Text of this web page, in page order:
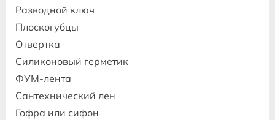
Разводной ключ
Плоскогубцы
Отвертка
Силиконовый герметик
ФУМ-лента
Сантехнический лен
Гофра или сифон